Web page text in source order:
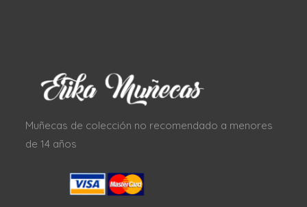
Muñecas de colección no recomendado a menores
de 14 años